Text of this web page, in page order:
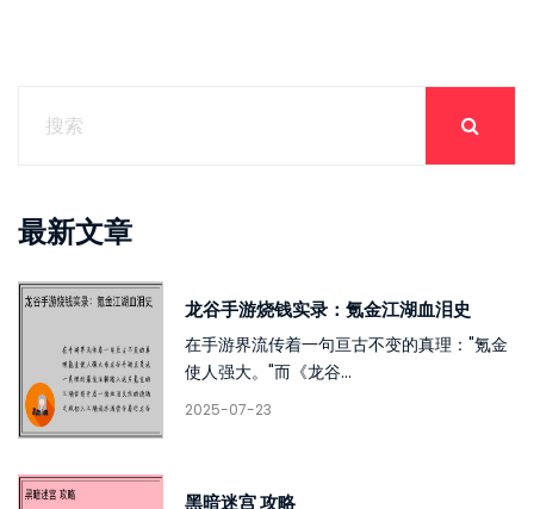
最新文章
龙谷手游烧钱实录：氪金江湖血泪史
在手游界流传着一句亘古不变的真理："氪金
使人强大。"而《龙谷...
2025-07-23
黑暗迷宫 攻略